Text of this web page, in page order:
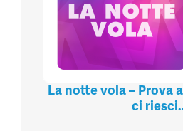
La notte vola – Prova
ci